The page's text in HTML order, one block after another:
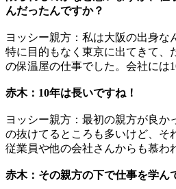
んだったんですか？
ヨッシー親方：私は大阪の出身な
特に目的もなく東京に出てきて、
の保温屋の仕事でした。会社には
赤木：10年は長いですね！
ヨッシー親方：最初の親方が良か
の抜けてるところも多いけど、そ
従業員や他の会社さんからも慕わ
赤木：その親方の下で仕事を学ん